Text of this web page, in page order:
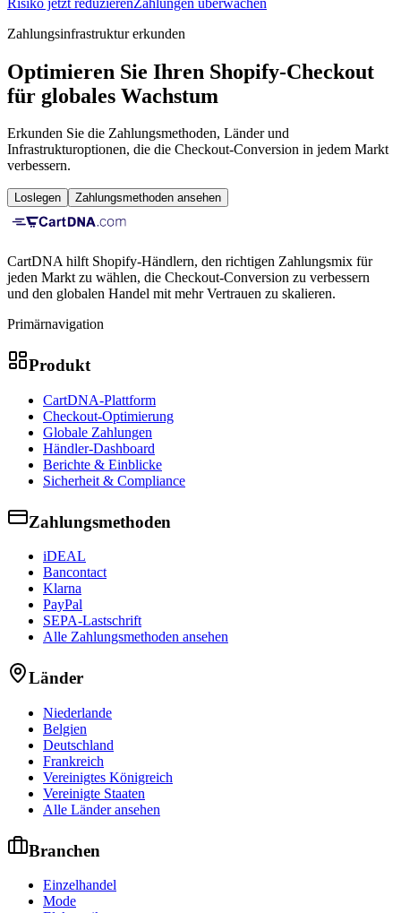
Zahlungsinfrastruktur erkunden
Optimieren Sie Ihren Shopify-Checkout
für globales Wachstum
Erkunden Sie die Zahlungsmethoden, Länder und
Infrastrukturoptionen, die die Checkout-Conversion in jedem Markt
verbessern.
Loslegen Zahlungsmethoden ansehen
CartDNA hilft Shopify-Händlern, den richtigen Zahlungsmix für
jeden Markt zu wählen, die Checkout-Conversion zu verbessern
und den globalen Handel mit mehr Vertrauen zu skalieren.
Primärnavigation
Produkt
CartDNA-Plattform
Checkout-Optimierung
Globale Zahlungen
Händler-Dashboard
Berichte & Einblicke
Sicherheit & Compliance
Zahlungsmethoden
iDEAL
Bancontact
Klarna
PayPal
SEPA-Lastschrift
Alle Zahlungsmethoden ansehen
Länder
Niederlande
Belgien
Deutschland
Frankreich
Vereinigtes Königreich
Vereinigte Staaten
Alle Länder ansehen
Branchen
Einzelhandel
Mode